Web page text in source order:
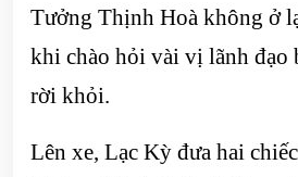
Tưởng Thịnh Hoà không ở
khi chào hỏi vài vị lãnh đạo
rời khỏi.
Lên xe, Lạc Kỳ đưa hai